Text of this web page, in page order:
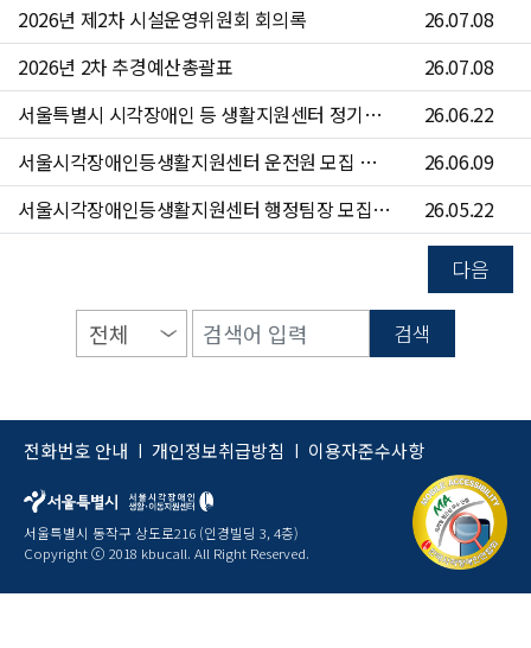
2026년 제2차 시설운영위원회 회의록
26.07.08
2026년 2차 추경예산총괄표
26.07.08
서울특별시 시각장애인 등 생활지원센터 정기점검 안내
26.06.22
서울시각장애인등생활지원센터 운전원 모집 공고(~6/24)
26.06.09
서울시각장애인등생활지원센터 행정팀장 모집 공고(~6/7)
26.05.22
다음
검색
전화번호 안내 | 개인정보취급방침 | 이용자준수사항
서울특별시 동작구 상도로216 (인경빌딩 3, 4층)
Copyright ⓒ 2018 kbucall. All Right Reserved.